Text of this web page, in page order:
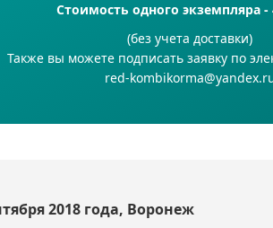
Стоимость одного экземпляра -
(без учета доставки)
Также вы можете подписать заявку по
red-
2018 года, Воронеж